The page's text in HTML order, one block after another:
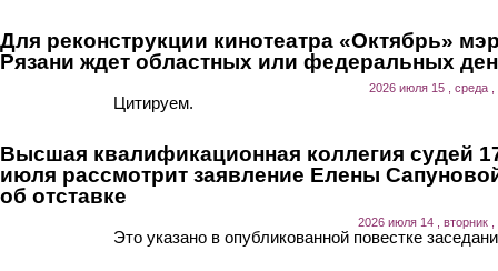
Для реконструкции кинотеатра «Октябрь»
Рязани ждет областных или федеральных
2026 июля 15 , среда ,
Цитируем.
Высшая квалификационная коллегия судей
июля рассмотрит заявление Елены
об отставке
2026 июля 14 , вторник ,
Это указано в опубликованной повестке